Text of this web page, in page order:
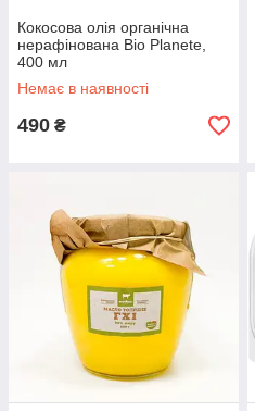
Кокосова олія органічна
нерафінована Bio Planete,
400 мл
Немає в наявності
490 ₴